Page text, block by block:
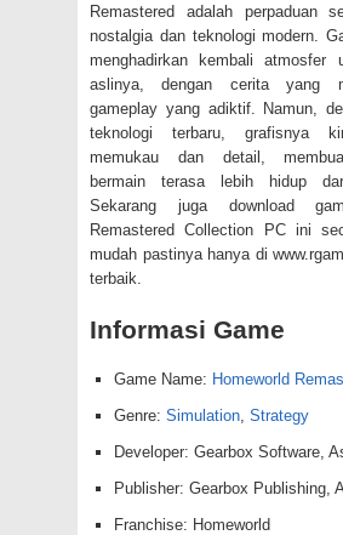
Remastered adalah perpaduan
nostalgia dan teknologi modern.
menghadirkan kembali atmosfer
aslinya, dengan cerita yang
gameplay yang adiktif. Namun,
teknologi terbaru, grafisnya
memukau dan detail,
bermain terasa lebih hidup
Sekarang juga download
Remastered Collection PC ini
mudah pastinya hanya di
terbaik.
Informasi Game
Game Name: Homeworld
Genre: Simulation Strategy
Developer: Gearbox Software,
Publisher: Gearbox Publishing,
Franchise: Homeworld